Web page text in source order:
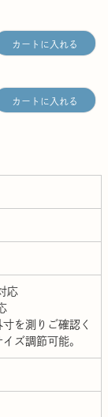
カートに入れる
カートに入れる
応
を測りご確認く
ズ調節可能。